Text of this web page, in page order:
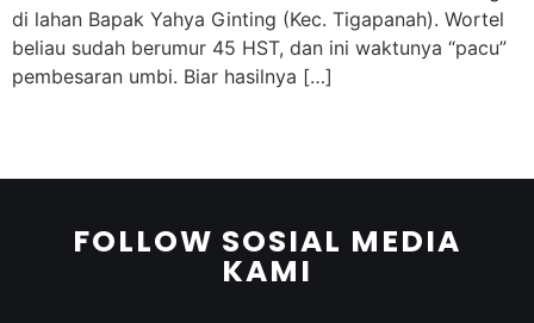
di lahan Bapak Yahya Ginting (Kec. Tigapanah). Wortel
beliau sudah berumur 45 HST, dan ini waktunya “pacu”
pembesaran umbi. Biar hasilnya […]
FOLLOW SOSIAL MEDIA
KAMI